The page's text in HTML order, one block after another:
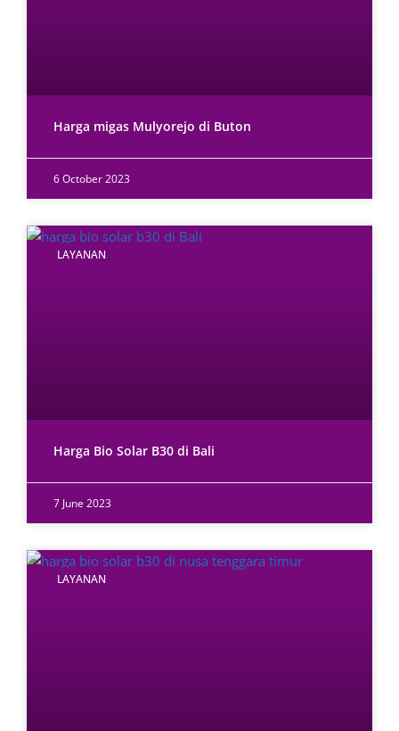
Harga migas Mulyorejo di Buton
6 October 2023
LAYANAN
Harga Bio Solar B30 di Bali
7 June 2023
LAYANAN